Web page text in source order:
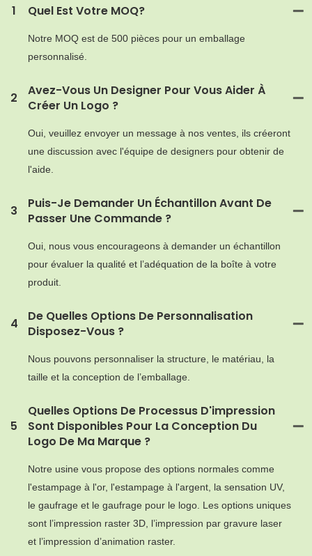
1 Quel Est Votre MOQ?
Notre MOQ est de 500 pièces pour un emballage
personnalisé.
2
Avez-Vous Un Designer Pour Vous Aider À
Créer Un Logo ?
Oui, veuillez envoyer un message à nos ventes, ils créeront
une discussion avec l'équipe de designers pour obtenir de
l'aide.
3
Puis-Je Demander Un Échantillon Avant De
Passer Une Commande ?
Oui, nous vous encourageons à demander un échantillon
pour évaluer la qualité et l’adéquation de la boîte à votre
produit.
4
De Quelles Options De Personnalisation
Disposez-Vous ?
Nous pouvons personnaliser la structure, le matériau, la
taille et la conception de l’emballage.
5
Quelles Options De Processus D'impression
Sont Disponibles Pour La Conception Du
Logo De Ma Marque ?
Notre usine vous propose des options normales comme
l'estampage à l'or, l'estampage à l'argent, la sensation UV,
le gaufrage et le gaufrage pour le logo. Les options uniques
sont l’impression raster 3D, l’impression par gravure laser
et l’impression d’animation raster.